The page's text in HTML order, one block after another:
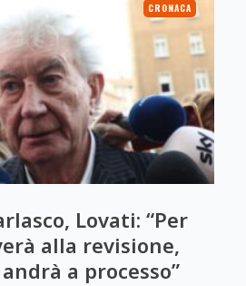
CRONACA
Lovati: “Per
alla revisione,
a processo”